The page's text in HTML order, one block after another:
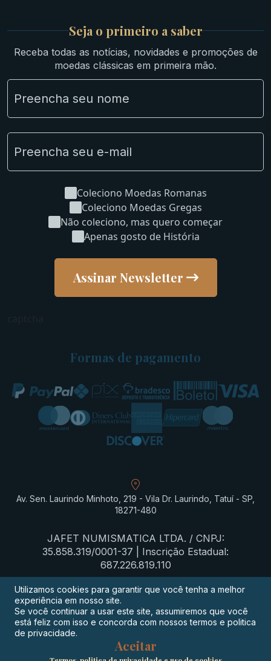
Ibéricas
Lotes Grandes
Material Numismático
NGC e NNC Encapsuladas
Novidades
Seja o primeiro a saber
Receba todas as notícias, novidades e promoções de
moedas clássicas em primeira mão.
Coleciono Moedas Romanas
Coleciono Moedas Gregas
Não coleciono, mas quero começar
Apenas gosto de História
Assinar Newsletter
Formas de pagamento
Av. Sen. Laurindo Minhoto, 219 - Vila Dr. Laurindo, Tatuí - SP,
18271-480
JAFET NUMISMATICA LTDA. / CNPJ:
35.858.319/0001-37 | Inscrição Estadual:
687.226.819.110
Termos de privacidade
Digimeta
Utilizamos cookies para garantir que você tenha a melhor
experiência em nosso site.
Se você continuar a usar este site, assumiremos que você
está feliz com isso e concorda com nossos termos e politica
de privacidade.
Aceitar